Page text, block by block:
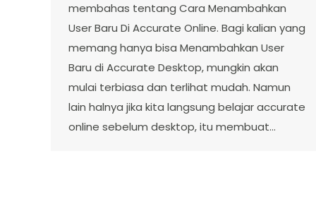
membahas tentang Cara Menambahkan
User Baru Di Accurate Online. Bagi kalian yang
memang hanya bisa Menambahkan User
Baru di Accurate Desktop, mungkin akan
mulai terbiasa dan terlihat mudah. Namun
lain halnya jika kita langsung belajar accurate
online sebelum desktop, itu membuat…